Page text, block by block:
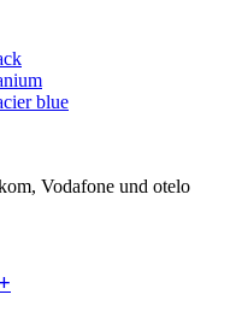
Vodafone und otelo